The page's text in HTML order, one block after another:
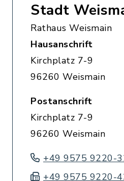
Stadt
Rathaus Weismain
Hausanschrift
Kirchplatz 7-9
96260 Weismain
Postanschrift
Kirchplatz 7-9
96260 Weismain
+49 9575 9220-
+49 9575 9220-